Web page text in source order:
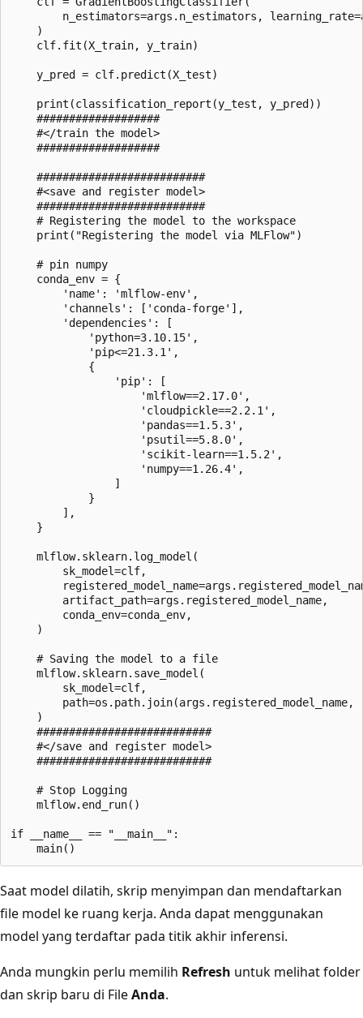
n_estimators=args.n_estimators,
    )
    clf.fit(X_train, y_train)
    y_pred = clf.predict(X_test)
    print(classification_report(y_test, y_pred))
    ###################
    #</train the model>
    ###################
    ##########################
    #<save and register model>
    ##########################
    # Registering the model to the workspace
    print("Registering the model via MLFlow")
    # pin numpy
    conda_env = {
        'name': 'mlflow-env',
        'channels': ['conda-forge'],
        'dependencies': [
            'python=3.10.15',
            'pip<=21.3.1',
            {
                'pip': [
                    'mlflow==2.17.0',
                    'cloudpickle==2.2.1',
                    'pandas==1.5.3',
                    'psutil==5.8.0',
                    'scikit-learn==1.5.2',
                    'numpy==1.26.4',
                ]
            }
        ],
    }
    mlflow.sklearn.log_model(
        sk_model=clf,
        artifact_path=args.registered_model_name,
        conda_env=conda_env,
    )
    # Saving the model to a file
    mlflow.sklearn.save_model(
        sk_model=clf,
path=os.path.join(args.registered_model_name,
    )
    ###########################
    #</save and register model>
    ###########################
    # Stop Logging
    mlflow.end_run()
if __name__ == "__main__":
Saat model dilatih, skrip menyimpan dan mendaftarkan
file model ke ruang kerja. Anda dapat menggunakan
model yang terdaftar pada titik akhir inferensi.
Anda mungkin perlu memilih Refresh untuk melihat folder
dan skrip baru di FileAnda.